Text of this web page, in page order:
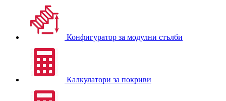
Конфигуратор за модулни стълби
Калкулатори за покриви